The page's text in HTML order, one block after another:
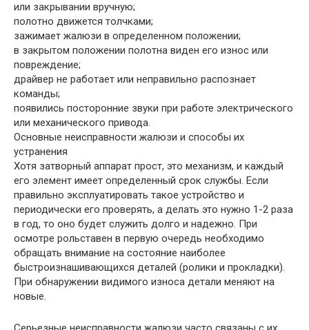
или закрывании вручную;
полотно движется толчками;
зажимает жалюзи в определенном положении;
в закрытом положении полотна виден его износ или
повреждение;
драйвер не работает или неправильно распознает
команды;
появились посторонние звуки при работе электрического
или механического привода.
Основные неисправности жалюзи и способы их
устранения
Хотя затворный аппарат прост, это механизм, и каждый
его элемент имеет определенный срок службы. Если
правильно эксплуатировать такое устройство и
периодически его проверять, а делать это нужно 1-2 раза
в год, то оно будет служить долго и надежно. При
осмотре рольставен в первую очередь необходимо
обращать внимание на состояние наиболее
быстроизнашивающихся деталей (ролики и прокладки).
При обнаружении видимого износа детали меняют на
новые.